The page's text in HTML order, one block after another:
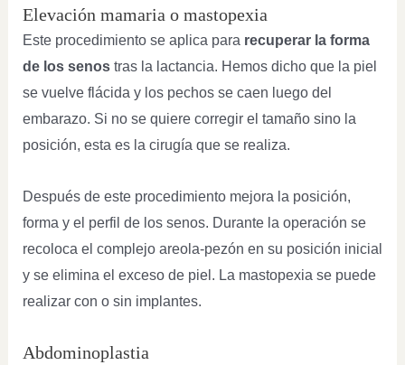
Elevación mamaria o mastopexia
Este procedimiento se aplica para recuperar la forma
de los senostras la lactancia. Hemos dicho que la piel
se vuelve flácida y los pechos se caen luego del
embarazo. Si no se quiere corregir el tamaño sino la
posición, esta es la cirugía que se realiza.
Después de este procedimiento mejora la posición,
forma y el perfil de los senos. Durante la operación se
recoloca el complejo areola-pezón en su posición inicial
y se elimina el exceso de piel. La mastopexia se puede
realizar con o sin implantes.
Abdominoplastia